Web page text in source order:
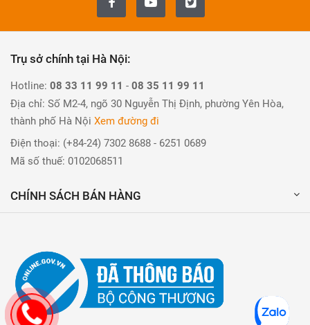
Trụ sở chính tại Hà Nội:
Hotline: 08 33 11 99 11 - 08 35 11 99 11
Địa chỉ: Số M2-4, ngõ 30 Nguyễn Thị Định, phường Yên Hòa,
thành phố Hà Nội Xem đường đi
Điện thoại: (+84-24) 7302 8688 - 6251 0689
Mã số thuế: 0102068511
CHÍNH SÁCH BÁN HÀNG